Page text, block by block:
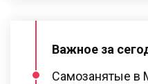
Важное за
Самозанятые в